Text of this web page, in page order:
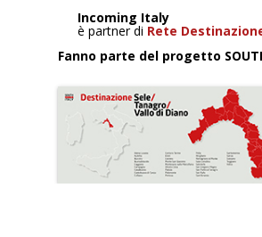
Incoming Italy
è partner di Rete
Fanno parte del progetto